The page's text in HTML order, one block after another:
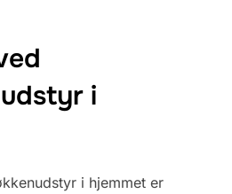
i
i hjemmet er